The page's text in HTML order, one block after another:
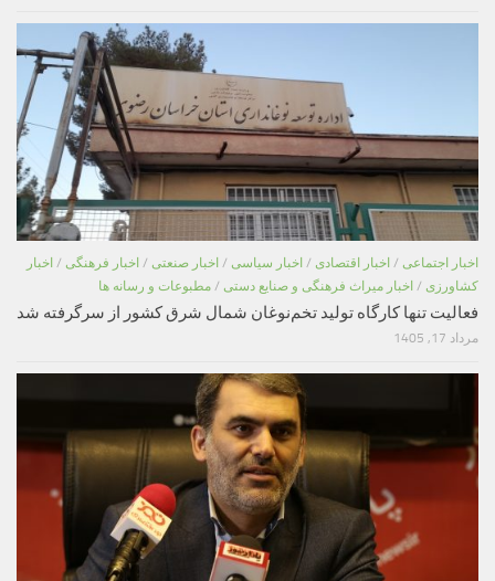
اخبار اجتماعی / اخبار اقتصادی / اخبار سیاسی / اخبار صنعتی / اخبار فرهنگی / اخبار
کشاورزی / اخبار میراث فرهنگی و صنایع دستی / مطبوعات و رسانه ها
فعالیت تنها کارگاه تولید تخم‌نوغان شمال شرق کشور از سرگرفته شد
مرداد 17, 1405